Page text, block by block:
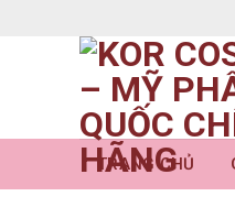
TRANG CHỦ